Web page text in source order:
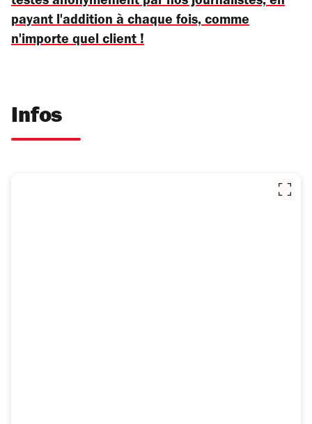
payant l'addition à chaque fois, comme
n'importe quel client !
Infos